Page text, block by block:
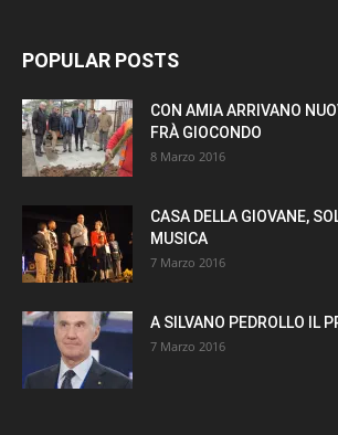
POPULAR POSTS
CON AMIA ARRIVANO
FRÀ GIOCONDO
8 Marzo 2016
CASA DELLA GIOVANE,
MUSICA
7 Marzo 2016
A SILVANO PEDROLLO IL
7 Marzo 2016